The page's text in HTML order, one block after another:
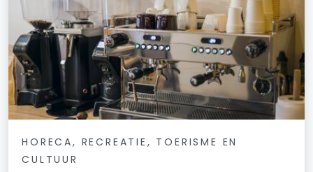
HORECA, RECREATIE, TOERISME EN
CULTUUR